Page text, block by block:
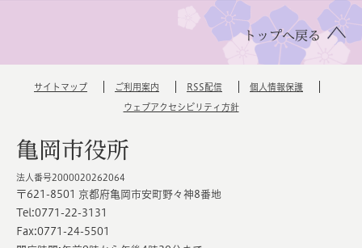
トップへ戻る
サイトマップ ご利用案内 RSS配信 個人情報保護
ウェブアクセシビリティ方針
亀岡市役所
法人番号2000020262064
〒621-8501 京都府亀岡市安町野々神8番地
Tel:0771-22-3131
Fax:0771-24-5501